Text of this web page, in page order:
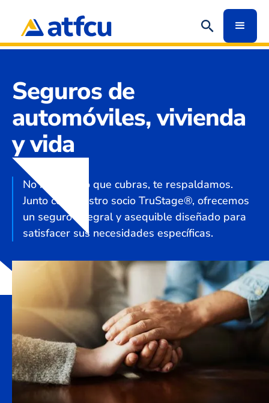
Seguros de
automóviles, vivienda
y vida
No importa lo que cubras, te respaldamos.
Junto con nuestro socio TruStage®, ofrecemos
un seguro integral y asequible diseñado para
satisfacer sus necesidades específicas.